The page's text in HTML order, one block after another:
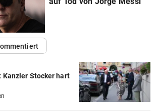
Kanzler Stocker hart